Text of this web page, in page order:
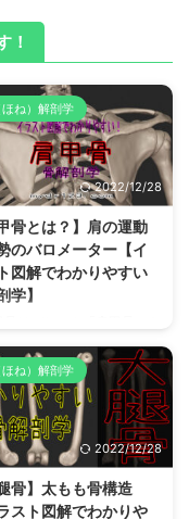
！
ね）解剖学
2022/12/28
甲骨とは？】肩の運動
のバロメーター【イ
図解でわかりやすい
学】
」などを効果的に行って肩
防対策をしたり、肩甲骨周
の起始停止を覚えたりする
役立つ【肩甲骨】骨解剖学
学構造）をイラスト図解を
わかりやすく解説していま
な骨？ 【肩甲骨】は、人
ね）解剖学
2022/12/28
骨】太もも骨構造
ラスト図解でわかりや